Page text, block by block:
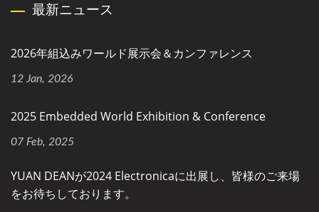
最新ニュース
2026年組込みワールド展示会＆カンファレンス
12 Jan, 2026
2025 Embedded World Exhibition & Conference
07 Feb, 2025
YUAN DEANが2024 Electronicaに出展し、皆様のご来場
をお待ちしております。